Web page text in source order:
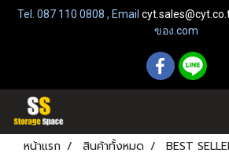
Tel. 087 110 0808 , Email
ของ.com
หน้าแรก สินค้าทั้งหมด BEST